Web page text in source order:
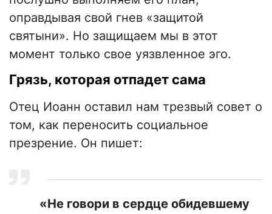
оправдывая свой гнев «защитой
святыни». Но защищаем мы в этот
момент только свое уязвленное эго.
Грязь, которая отпадет сама
Отец Иоанн оставил нам трезвый совет о
том, как переносить социальное
презрение. Он пишет:
«Не говори в сердце обидевшему